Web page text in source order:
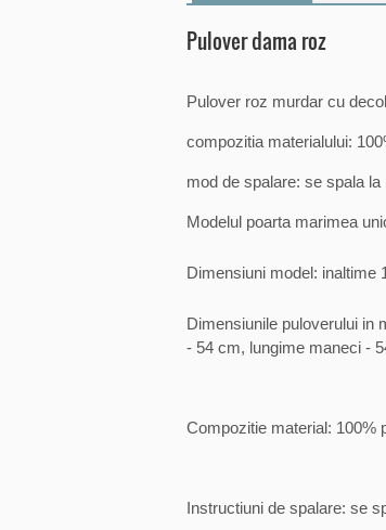
Pulover dama roz
Pulover roz murdar cu
compozitia materialului:
mod de spalare: se spala
Modelul poarta marimea
Dimensiuni model: inaltime
Dimensiunile puloverului in
- 54 cm, lungime maneci -
Compozitie material: 100%
Instructiuni de spalare: se